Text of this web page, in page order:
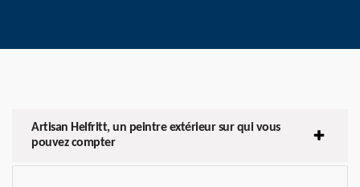
Artisan Helfritt, un peintre extérieur sur qui vous
pouvez compter